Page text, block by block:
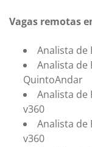
Vagas remotas
Analista de
Analista de
QuintoAndar
Analista de
v360
Analista de
v360